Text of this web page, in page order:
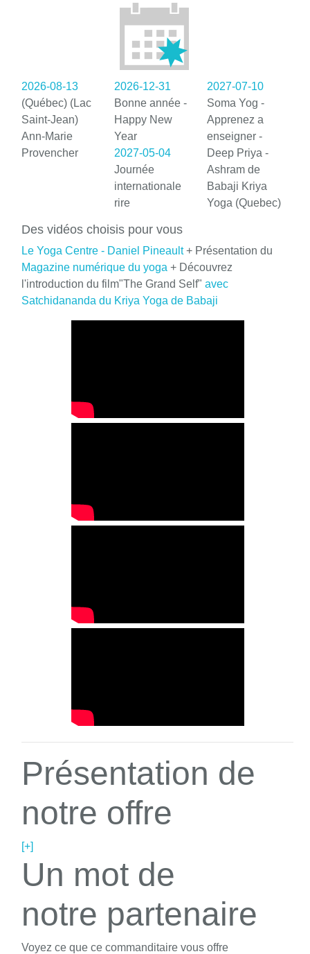
2026-08-13
(Québec) (Lac
Saint-Jean)
Ann-Marie
Provencher
2026-12-31
Bonne année -
Happy New
Year
2027-05-04
Journée
internationale
rire
2027-07-10
Soma Yog -
Apprenez a
enseigner -
Deep Priya -
Ashram de
Babaji Kriya
Yoga (Quebec)
Des vidéos choisis pour vous
Le Yoga Centre - Daniel Pineault+ Présentation du
Magazine numérique du yoga + Découvrez
l'introduction du film"The Grand Self" avec
Satchidananda du Kriya Yoga de Babaji
Présentation de
notre offre
[+]
Un mot de
notre partenaire
Voyez ce que ce commanditaire vous offre